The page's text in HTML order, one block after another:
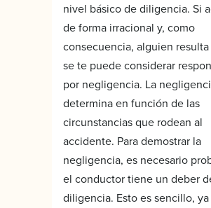
nivel básico de diligencia. Si
de forma irracional y, como
consecuencia, alguien
se te puede considerar
por negligencia. La
determina en función de las
circunstancias que rodean al
accidente. Para demostrar la
negligencia, es necesario
el conductor tiene un deber
diligencia. Esto es sencillo,